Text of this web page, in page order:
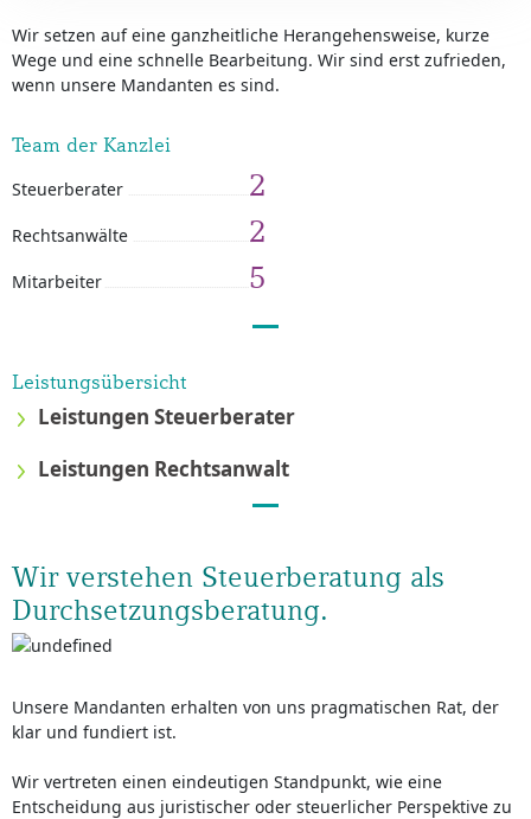
Wir setzen auf eine ganzheitliche Herangehensweise, kurze
Wege und eine schnelle Bearbeitung. Wir sind erst zufrieden,
wenn unsere Mandanten es sind.
Team der Kanzlei
Steuerberater 2
Rechtsanwälte 2
Mitarbeiter 5
Leistungsübersicht
Leistungen Steuerberater
Leistungen Rechtsanwalt
Wir verstehen Steuerberatung als
Durchsetzungsberatung.
Unsere Mandanten erhalten von uns pragmatischen Rat, der
klar und fundiert ist.
Wir vertreten einen eindeutigen Standpunkt, wie eine
Entscheidung aus juristischer oder steuerlicher Perspektive zu